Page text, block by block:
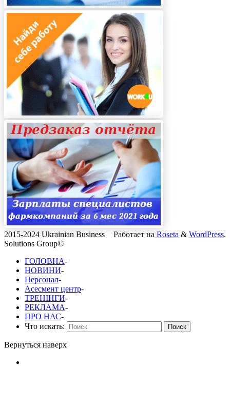
Работает на Roseta & WordPress.
2015-2024 Ukrainian Business
Solutions Group©
ГОЛОВНА-
НОВИНИ-
Персонал-
Асесмент центр-
ТРЕНІНГИ-
РЕКЛАМА-
ПРО НАС-
Что искать:
Поиск
Вернуться наверх